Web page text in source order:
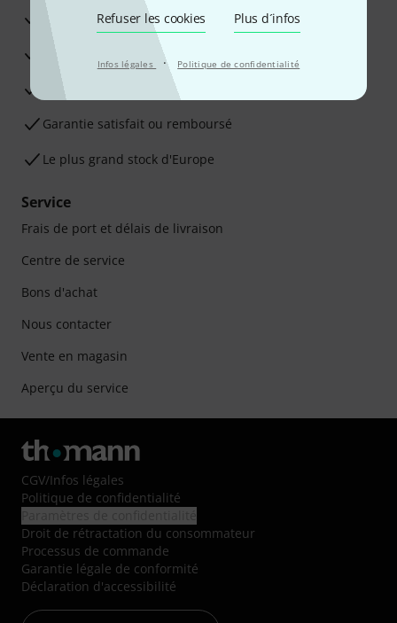
Refuser les cookies Plus d´infos
Infos légales · Politique de confidentialité
Garantie 30 jours satisfait ou remboursé
Service de réparation
Conseils d'experts en la matière
Garantie satisfait ou remboursé
Le plus grand stock d'Europe
Service
Frais de port et délais de livraison
Centre de service
Bons d'achat
Nous contacter
Vente en magasin
Aperçu du service
CGV/Infos légales
Politique de confidentialité
Droit de rétractation du consommateur
Processus de commande
Garantie légale de conformité
Déclaration d'accessibilité